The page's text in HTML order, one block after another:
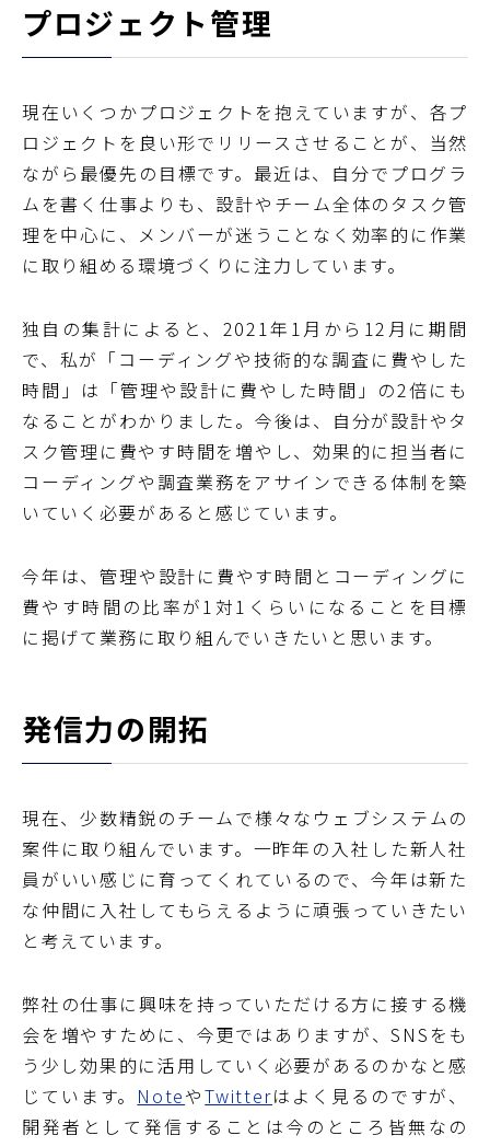
プロジェクト管理
現在いくつかプロジェクトを抱えていますが、各プ
ロジェクトを良い形でリリースさせることが、当然
ながら最優先の目標です。最近は、自分でプログラ
ムを書く仕事よりも、設計やチーム全体のタスク管
理を中心に、メンバーが迷うことなく効率的に作業
に取り組める環境づくりに注力しています。
独自の集計によると、2021年1月から12月に期間
で、私が「コーディングや技術的な調査に費やした
時間」は「管理や設計に費やした時間」の2倍にも
なることがわかりました。今後は、自分が設計やタ
スク管理に費やす時間を増やし、効果的に担当者に
コーディングや調査業務をアサインできる体制を築
いていく必要があると感じています。
今年は、管理や設計に費やす時間とコーディングに
費やす時間の比率が1対1くらいになることを目標
に掲げて業務に取り組んでいきたいと思います。
発信力の開拓
現在、少数精鋭のチームで様々なウェブシステムの
案件に取り組んでいます。一昨年の入社した新人社
員がいい感じに育ってくれているので、今年は新た
な仲間に入社してもらえるように頑張っていきたい
と考えています。
弊社の仕事に興味を持っていただける方に接する機
会を増やすために、今更ではありますが、SNSをも
う少し効果的に活用していく必要があるのかなと感
じています。 NoteやTwitterはよく見るのですが、
開発者として発信することは今のところ皆無なの